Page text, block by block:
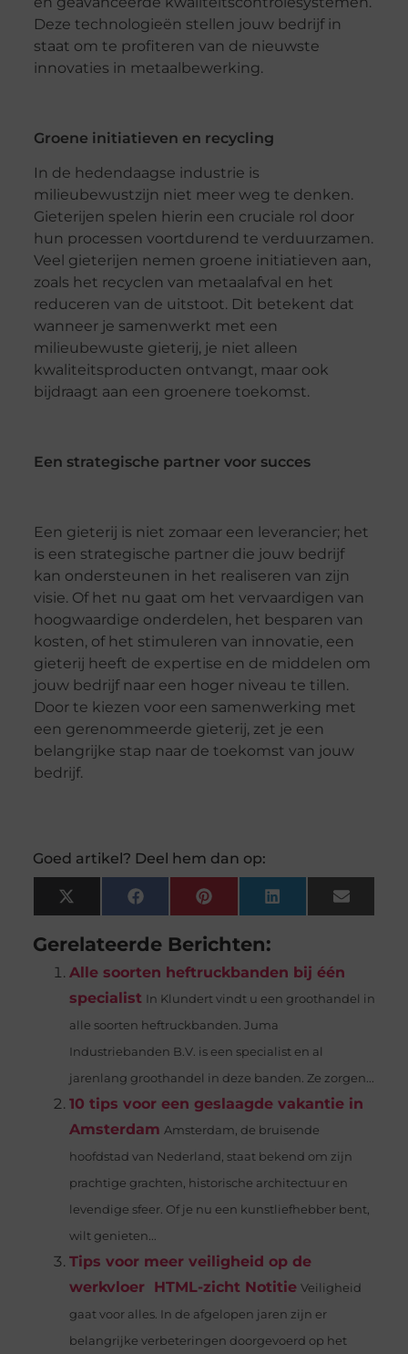
Deze technologieën stellen jouw bedrijf in
staat om te profiteren van de nieuwste
innovaties in metaalbewerking.
Groene initiatieven en recycling
In de hedendaagse industrie is
milieubewustzijn niet meer weg te denken.
Gieterijen spelen hierin een cruciale rol door
hun processen voortdurend te verduurzamen.
Veel gieterijen nemen groene initiatieven aan,
zoals het recyclen van metaalafval en het
reduceren van de uitstoot. Dit betekent dat
wanneer je samenwerkt met een
milieubewuste gieterij, je niet alleen
kwaliteitsproducten ontvangt, maar ook
bijdraagt aan een groenere toekomst.
Een strategische partner voor succes
Een gieterij is niet zomaar een leverancier; het
is een strategische partner die jouw bedrijf
kan ondersteunen in het realiseren van zijn
visie. Of het nu gaat om het vervaardigen van
hoogwaardige onderdelen, het besparen van
kosten, of het stimuleren van innovatie, een
gieterij heeft de expertise en de middelen om
jouw bedrijf naar een hoger niveau te tillen.
Door te kiezen voor een samenwerking met
een gerenommeerde gieterij, zet je een
belangrijke stap naar de toekomst van jouw
bedrijf.
Goed artikel? Deel hem dan op:
X
(Twitter)
FacebookPinterestLinkedInEmail
Gerelateerde Berichten:
Alle soorten heftruckbanden bij één
specialist In Klundert vindt u een groothandel in
alle soorten heftruckbanden. Juma
Industriebanden B.V. is een specialist en al
jarenlang groothandel in deze banden. Ze zorgen...
10 tips voor een geslaagde vakantie in
Amsterdam Amsterdam, de bruisende
hoofdstad van Nederland, staat bekend om zijn
prachtige grachten, historische architectuur en
levendige sfeer. Of je nu een kunstliefhebber bent,
wilt genieten...
Tips voor meer veiligheid op de
werkvloer HTML-zicht Notitie Veiligheid
gaat voor alles. In de afgelopen jaren zijn er
belangrijke verbeteringen doorgevoerd op het